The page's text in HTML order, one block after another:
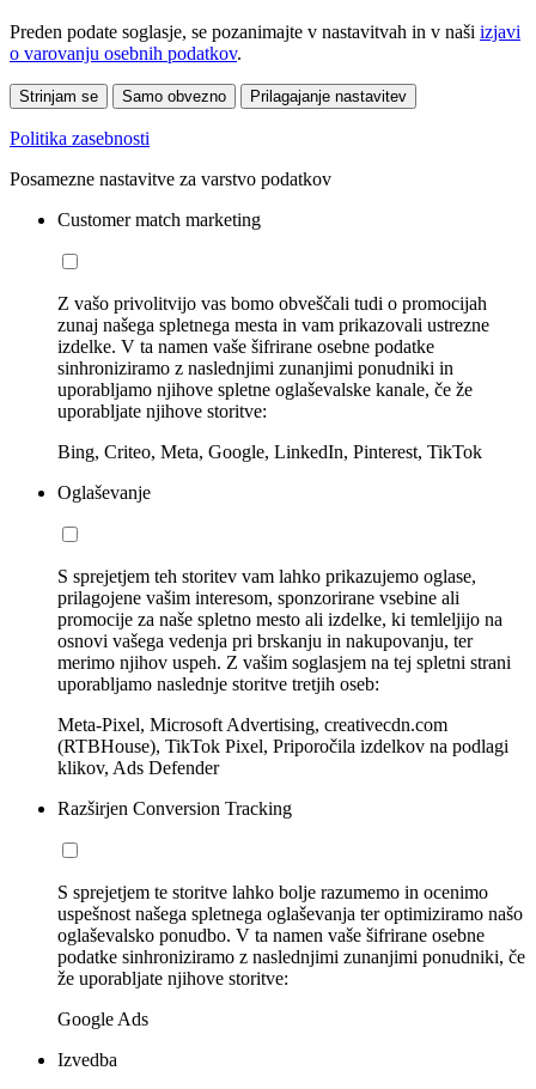
Preden podate soglasje, se pozanimajte v nastavitvah in v naši izjavi
o varovanju osebnih podatkov.
Strinjam se Samo obvezno Prilagajanje nastavitev
Politika zasebnosti
Posamezne nastavitve za varstvo podatkov
Customer match marketing
Z vašo privolitvijo vas bomo obveščali tudi o promocijah
zunaj našega spletnega mesta in vam prikazovali ustrezne
izdelke. V ta namen vaše šifrirane osebne podatke
sinhroniziramo z naslednjimi zunanjimi ponudniki in
uporabljamo njihove spletne oglaševalske kanale, če že
uporabljate njihove storitve:
Bing, Criteo, Meta, Google, LinkedIn, Pinterest, TikTok
Oglaševanje
S sprejetjem teh storitev vam lahko prikazujemo oglase,
prilagojene vašim interesom, sponzorirane vsebine ali
promocije za naše spletno mesto ali izdelke, ki temleljijo na
osnovi vašega vedenja pri brskanju in nakupovanju, ter
merimo njihov uspeh. Z vašim soglasjem na tej spletni strani
uporabljamo naslednje storitve tretjih oseb:
Meta-Pixel, Microsoft Advertising, creativecdn.com
(RTBHouse), TikTok Pixel, Priporočila izdelkov na podlagi
klikov, Ads Defender
Razširjen Conversion Tracking
S sprejetjem te storitve lahko bolje razumemo in ocenimo
uspešnost našega spletnega oglaševanja ter optimiziramo našo
oglaševalsko ponudbo. V ta namen vaše šifrirane osebne
podatke sinhroniziramo z naslednjimi zunanjimi ponudniki, če
že uporabljate njihove storitve:
Google Ads
Izvedba